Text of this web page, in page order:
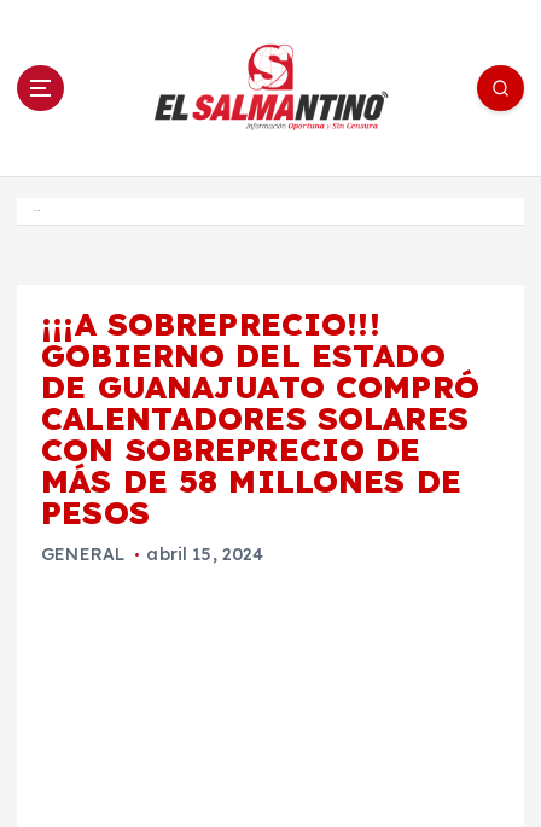
n El Salmantino - medios/noticias/editorial
¡¡¡A SOBREPRECIO!!!
GOBIERNO DEL ESTADO
DE GUANAJUATO COMPRÓ
CALENTADORES SOLARES
CON SOBREPRECIO DE
MÁS DE 58 MILLONES DE
PESOS
GENERAL abril 15, 2024